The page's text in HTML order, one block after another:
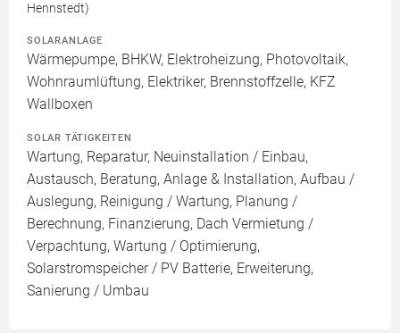
Hennstedt)
SOLARANLAGE
Wärmepumpe, BHKW, Elektroheizung, Photovoltaik,
Wohnraumlüftung, Elektriker, Brennstoffzelle, KFZ
Wallboxen
SOLAR TÄTIGKEITEN
Wartung, Reparatur, Neuinstallation / Einbau,
Austausch, Beratung, Anlage & Installation, Aufbau /
Auslegung, Reinigung / Wartung, Planung /
Berechnung, Finanzierung, Dach Vermietung /
Verpachtung, Wartung / Optimierung,
Solarstromspeicher / PV Batterie, Erweiterung,
Sanierung / Umbau